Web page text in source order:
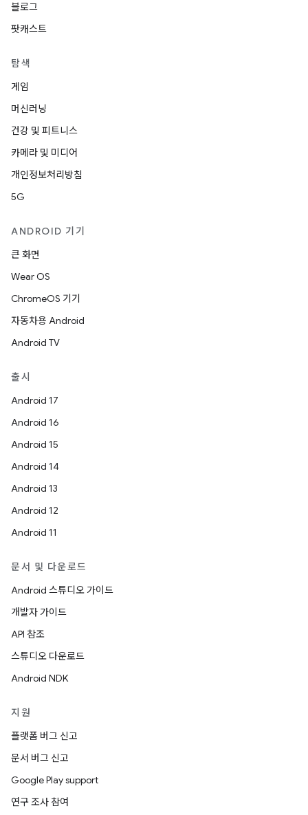
블로그
팟캐스트
탐색
게임
머신러닝
건강 및 피트니스
카메라 및 미디어
개인정보처리방침
5G
ANDROID 기기
큰 화면
Wear OS
ChromeOS 기기
자동차용 Android
Android TV
출시
Android 17
Android 16
Android 15
Android 14
Android 13
Android 12
Android 11
문서 및 다운로드
Android 스튜디오 가이드
개발자 가이드
API 참조
스튜디오 다운로드
Android NDK
지원
플랫폼 버그 신고
문서 버그 신고
Google Play support
연구 조사 참여